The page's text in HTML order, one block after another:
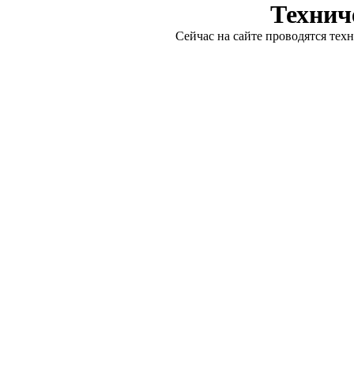
Сейчас на сайте проводятся